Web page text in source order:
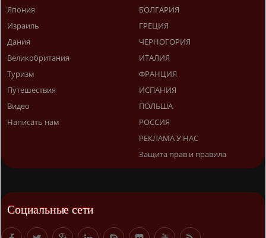
Япония
Израиль
Дания
Великобритания
Туризм
Путешествия
Видео
Написать нам
БОЛГАРИЯ
ГРЕЦИЯ
ЧЕРНОГОРИЯ
ИТАЛИЯ
ФРАНЦИЯ
ИСПАНИЯ
ПОЛЬША
РОССИЯ
РЕКЛАМА У НАС
Защита прав и правила
Социальные сети